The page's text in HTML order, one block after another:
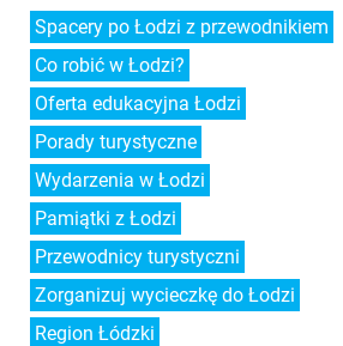
Spacery po Łodzi z przewodnikiem
Co robić w Łodzi?
Oferta edukacyjna Łodzi
Porady turystyczne
Wydarzenia w Łodzi
Pamiątki z Łodzi
Przewodnicy turystyczni
Zorganizuj wycieczkę do Łodzi
Region Łódzki